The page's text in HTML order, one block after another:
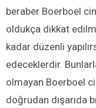
beraber Boerboel
oldukça dikkat
kadar düzenli
edeceklerdir.
olmayan Boerboel
doğrudan dışarıda